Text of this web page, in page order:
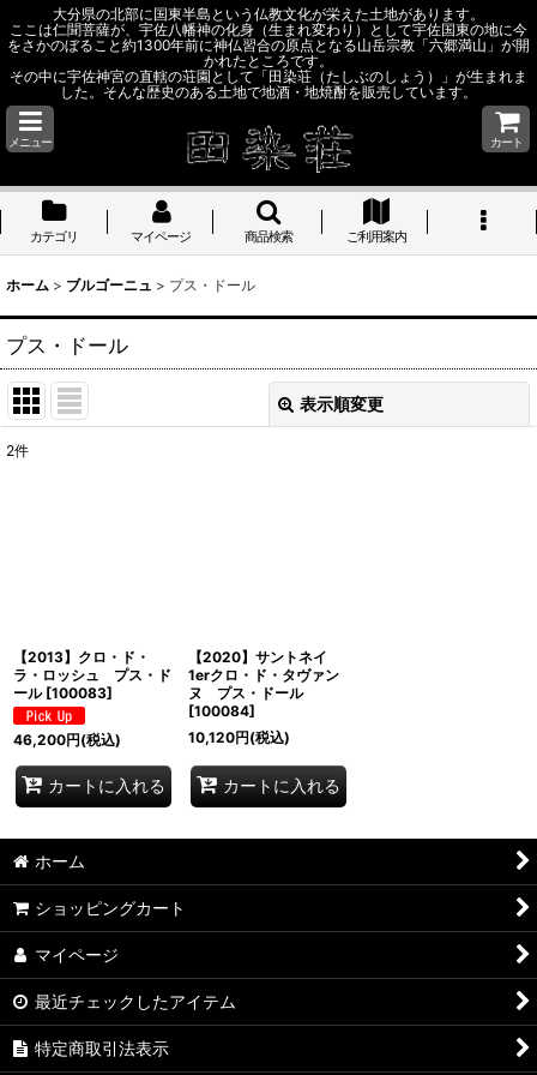
大分県の北部に国東半島という仏教文化が栄えた土地があります。
ここは仁聞菩薩が、宇佐八幡神の化身（生まれ変わり）として宇佐国東の地に今
をさかのぼること約1300年前に神仏習合の原点となる山岳宗教「六郷満山」が開
かれたところです。
その中に宇佐神宮の直轄の荘園として「田染荘（たしぶのしょう）」が生まれま
した。そんな歴史のある土地で地酒・地焼酎を販売しています。
メニュー カート
カテゴリ マイページ 商品検索 ご利用案内
ホーム > ブルゴーニュ > プス・ドール
プス・ドール
表示順変更
2件
【2013】クロ・ド・
ラ・ロッシュ プス・ド
ール [100083]
46,200円(税込)
カートに入れる
【2020】サントネイ
1erクロ・ド・タヴァン
ヌ プス・ドール
[100084]
10,120円(税込)
カートに入れる
ホーム
ショッピングカート
マイページ
最近チェックしたアイテム
特定商取引法表示